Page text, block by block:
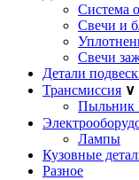
24–27–42
ЗАПЧАСТИ ДЛЯ
BARDAHL ПО
РЕЖИМ РАБОТЫ
Выходной
ЗАКАЗАТЬ ЗВОНОК
Система
Свечи и
Свечи
Детали
Трансмиссия ∨
Лампы
Кузовные
Разное